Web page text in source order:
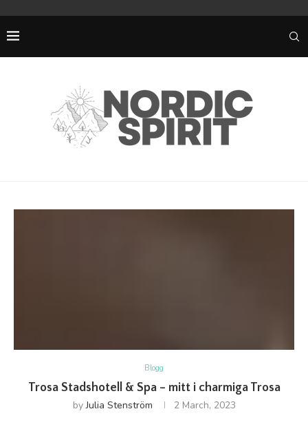
Blogg
Trosa Stadshotell & Spa – mitt i charmiga Trosa
byJulia Stenström 2 March, 2023